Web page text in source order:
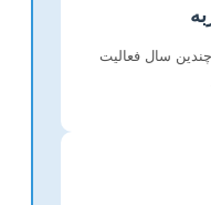
سال فعالیت